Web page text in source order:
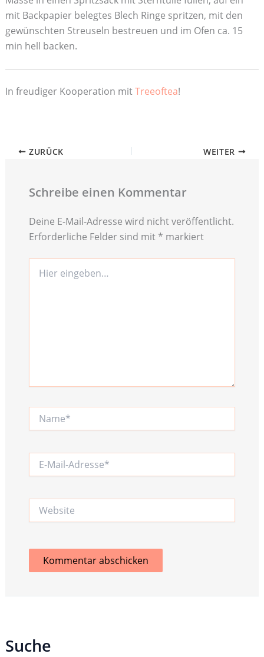
mit Backpapier belegtes Blech Ringe spritzen, mit den
gewünschten Streuseln bestreuen und im Ofen ca. 15
min hell backen.
In freudiger Kooperation mitTreeoftea!
ZURÜCK WEITER
Schreibe einen Kommentar
Deine E-Mail-Adresse wird nicht veröffentlicht.
Erforderliche Felder sind mit * markiert
eingeben…
Mail-
Suche